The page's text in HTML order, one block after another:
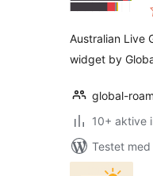
Australian Live
widget by
global-roam
10+ aktive
Testet